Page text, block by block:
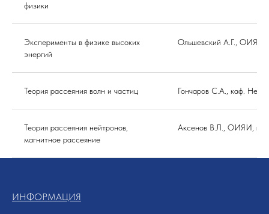
физики
Эксперименты в физике высоких
энергий
Ольшевский А.Г., ОИЯИ,
Теория рассеяния волн и частиц Гончаров С.А., каф.
Теория рассеяния нейтронов,
магнитное рассеяние
Аксенов В.Л., ОИЯИ,
ИНФОРМАЦИЯ